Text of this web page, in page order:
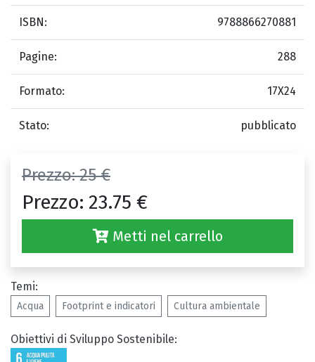
ISBN: 9788866270881
Pagine: 288
Formato: 17X24
Stato: pubblicato
Prezzo:25 €
Prezzo: 23.75 €
Metti nel carrello
Temi:
Acqua Footprint e indicatori Cultura ambientale
Obiettivi di Sviluppo Sostenibile: